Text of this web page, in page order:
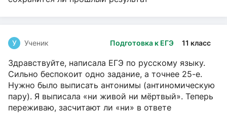
Подготовка к ЕГЭ 11 класс
У Ученик
Здравствуйте, написала ЕГЭ по русскому языку.
Сильно беспокоит одно задание, а точнее 25-е.
Нужно было выписать антонимы (антиномическую
пару). Я выписала «ни живой ни мёртвый». Теперь
переживаю, засчитают ли «ни» в ответе